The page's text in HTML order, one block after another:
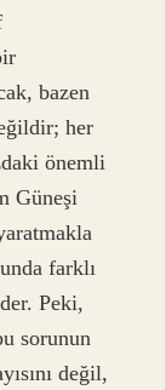
bazen
her
önemli
Güneşi
farklı
Peki,
sorunun
değil,